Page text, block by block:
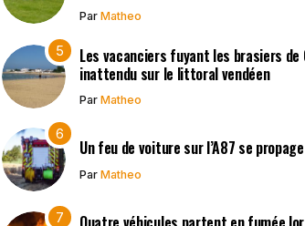
Par Matheo
Les vacanciers fuyant les brasiers
inattendu sur le littoral vendéen
Par Matheo
Un feu de voiture sur l’A87 se
Par Matheo